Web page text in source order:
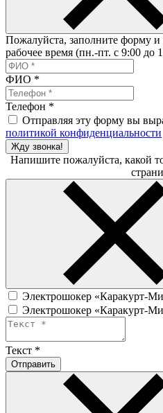
Пожалуйста, заполните форму
рабочее время (пн.-пт. с 9:00 до
ФИО *
Телефон *
Отправляя эту форму вы
политикой конфиденциальности
Жду звонка!
Напишите пожалуйста, какой
Электрошокер «Каракурт-
Электрошокер «Каракурт-
Текст *
Отправить